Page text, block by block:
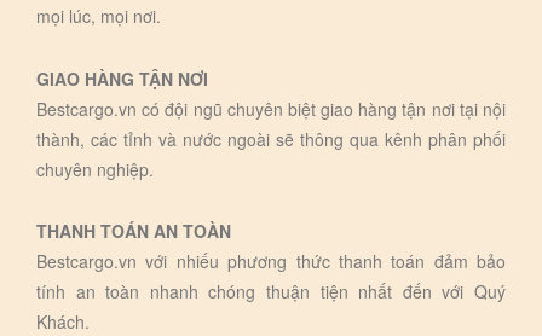
mọi lúc, mọi nơi.
GIAO HÀNG TẬN NƠI
Bestcargo.vn có đội ngũ chuyên biệt giao hàng tận nơi tại nội
thành, các tỉnh và nước ngoài sẽ thông qua kênh phân phối
chuyên nghiệp.
THANH TOÁN AN TOÀN
Bestcargo.vn với nhiếu phương thức thanh toán đảm bảo
tính an toàn nhanh chóng thuận tiện nhất đến với Quý
Khách.